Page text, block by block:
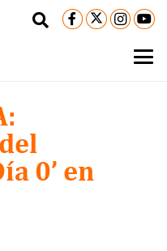
0’ en